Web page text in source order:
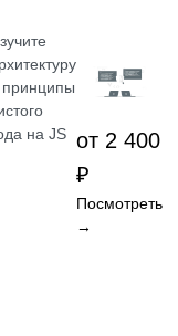
принципы
на JS от 2 400
₽
Посмотреть
→